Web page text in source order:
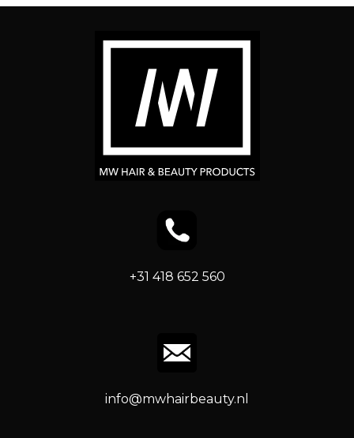
+31 418 652 560
info@mwhairbeauty.nl